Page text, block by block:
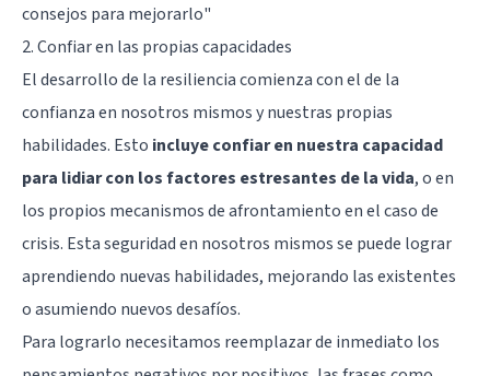
consejos para mejorarlo"
2. Confiar en las propias capacidades
El desarrollo de la resiliencia comienza con el de la
confianza en nosotros mismos y nuestras propias
habilidades. Esto incluye confiar en nuestra capacidad
para lidiar con los factores estresantes de la vida, o en
los propios mecanismos de afrontamiento en el caso de
crisis. Esta seguridad en nosotros mismos se puede lograr
aprendiendo nuevas habilidades, mejorando las existentes
o asumiendo nuevos desafíos.
Para lograrlo necesitamos reemplazar de inmediato los